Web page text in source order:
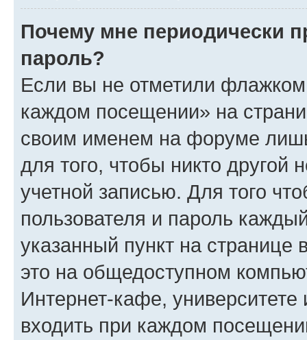
Почему мне периодически
пароль?
Если вы не отметили флажком
каждом посещении» на
своим именем на форуме
для того, чтобы никто другой
учетной записью. Для того
пользователя и пароль
указанный пункт на
это на общедоступном
Интернет-кафе, университете
входить при каждом